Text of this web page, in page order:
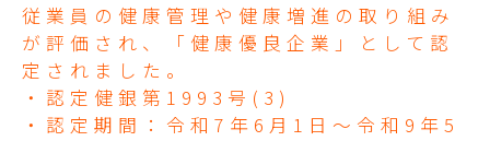
従業員の健康管理や健康増進の取り組み
が評価され、「健康優良企業」として認
定されました。
・認定健銀第1993号(3)
・認定期間：令和7年6月1日～令和9年5